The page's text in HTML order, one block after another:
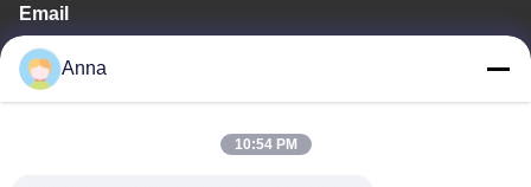
Email
wfmbeide@163.com
Anna
10:54 PM